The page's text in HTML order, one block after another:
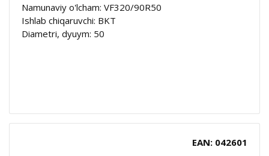
Namunaviy o'lcham: VF320/90R50
Ishlab chiqaruvchi: BKT
Diametri, dyuym: 50
EAN: 042601